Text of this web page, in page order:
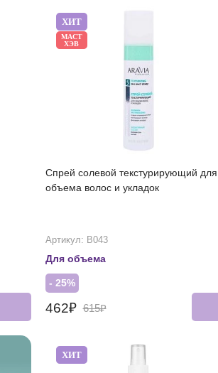
ХИТ
МАСТ
ХЭВ
Спрей солевой текстурирующий для
объема волос и укладок
Артикул: В043
Для объема
- 25%
462₽ 615₽
ХИТ